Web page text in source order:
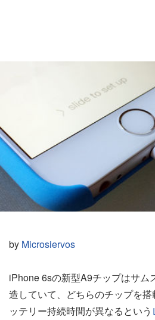
by Microsiervos
iPhone 6sの新型A9チップはサム
造していて、どちらのチップを
ッテリー持続時間が異なるという